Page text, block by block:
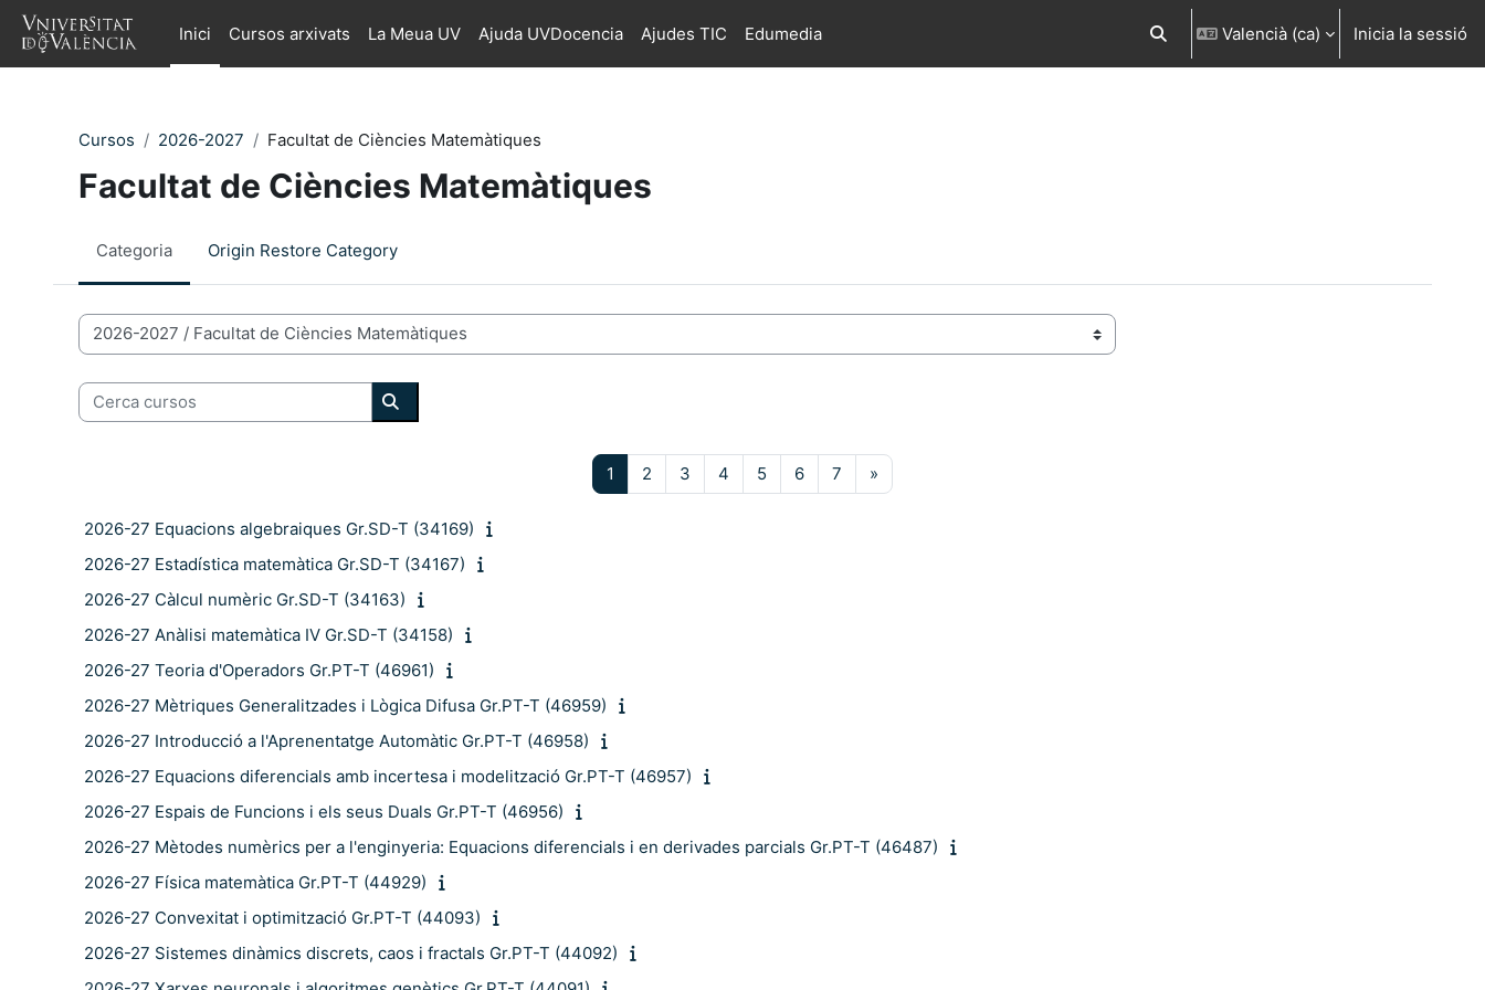
Ves al contingut principal
Inici
Cursos arxivats La Meua UV Ajuda UVDocencia Ajudes TIC Edumedia Commuta l'entrada de la cerca
Valencià ‎(ca)‎ Inicia la sessió
Cursos 2026-2027 Facultat de Ciències Matemàtiques
Facultat de Ciències Matemàtiques
Categoria Origin Restore Category
Categories de Cursos
Cerca cursos
Cerca cursos
1 Pàgina 1
2 Pàgina 2
3 Pàgina 3
4 Pàgina 4
5 Pàgina 5
6Pàgina 6
7 Pàgina 7
»
2026-27 Equacions algebraiques Gr.SD-T (34169)
2026-27 Estadística matemàtica Gr.SD-T (34167)
2026-27 Càlcul numèric Gr.SD-T (34163)
2026-27 Anàlisi matemàtica IV Gr.SD-T (34158)
2026-27 Teoria d'Operadors Gr.PT-T (46961)
2026-27 Mètriques Generalitzades i Lògica Difusa Gr.PT-T (46959)
2026-27 Introducció a l'Aprenentatge Automàtic Gr.PT-T (46958)
2026-27 Equacions diferencials amb incertesa i modelització Gr.PT-T (46957)
2026-27 Espais de Funcions i els seus Duals Gr.PT-T (46956)
2026-27 Mètodes numèrics per a l'enginyeria: Equacions diferencials i en derivades parcials Gr.PT-T (46487)
2026-27 Física matemàtica Gr.PT-T (44929)
2026-27 Convexitat i optimització Gr.PT-T (44093)
2026-27 Sistemes dinàmics discrets, caos i fractals Gr.PT-T (44092)